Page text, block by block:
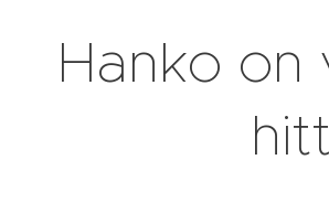
Hanko on